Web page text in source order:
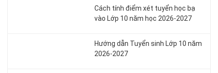
Cách tính điểm xét tuyển học bạ
vào Lớp 10 năm học 2026-2027
Hướng dẫn Tuyển sinh Lớp 10 năm
2026-2027